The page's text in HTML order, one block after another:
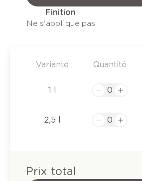
Finition
Ne s'applique pas
Variante Quantité
1 l
2,5 l
Prix total